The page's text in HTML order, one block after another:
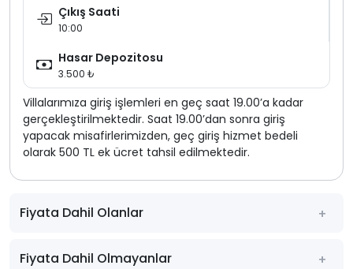
Çıkış Saati
10:00
Hasar Depozitosu
3.500 ₺
Villalarımıza giriş işlemleri en geç saat 19.00’a kadar
gerçekleştirilmektedir. Saat 19.00’dan sonra giriş
yapacak misafirlerimizden, geç giriş hizmet bedeli
olarak 500 TL ek ücret tahsil edilmektedir.
Fiyata Dahil Olanlar
Fiyata Dahil Olmayanlar